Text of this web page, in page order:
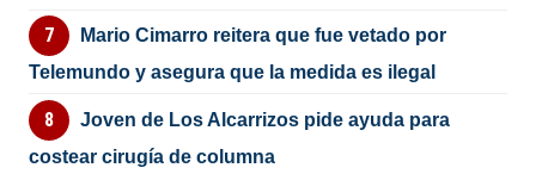
Mario Cimarro reitera que fue vetado por
Telemundo y asegura que la medida es ilegal
Joven de Los Alcarrizos pide ayuda para
costear cirugía de columna